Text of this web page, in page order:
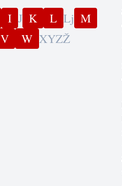
I J K L Lj M
V W XYZŽ